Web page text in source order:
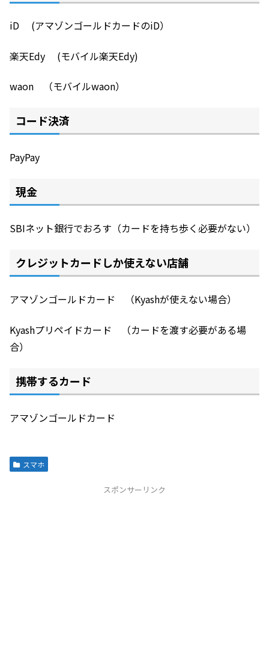
iD (アマゾンゴールドカードのiD）
楽天Edy (モバイル楽天Edy)
waon （モバイルwaon）
コード決済
PayPay
現金
SBIネット銀行でおろす（カードを持ち歩く必要がない）
クレジットカードしか使えない店舗
アマゾンゴールドカード （Kyashが使えない場合）
Kyashプリペイドカード （カードを渡す必要がある場
合）
携帯するカード
アマゾンゴールドカード
スマホ
スポンサーリンク